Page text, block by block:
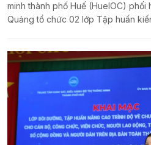
minh thành phố Huế (HueIOC)
Quảng tổ chức 02 lớp Tập huấn
người dân trên địa bàn phường.